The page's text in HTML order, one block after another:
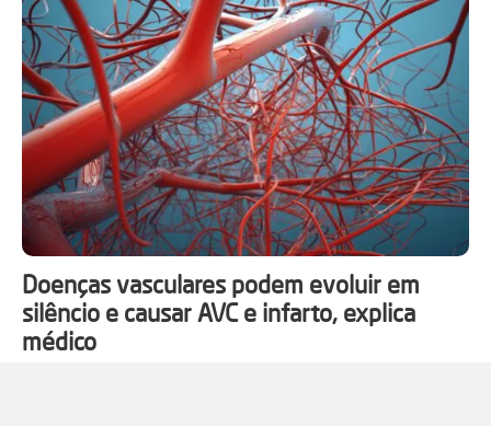
Doenças vasculares podem evoluir em
silêncio e causar AVC e infarto, explica
médico